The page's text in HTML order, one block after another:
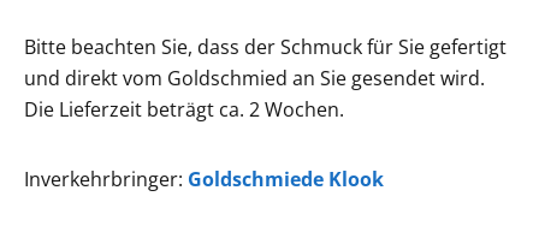
Bitte beachten Sie, dass der Schmuck für Sie gefertigt
und direkt vom Goldschmied an Sie gesendet wird.
Die Lieferzeit beträgt ca. 2 Wochen.
Inverkehrbringer: Goldschmiede Klook